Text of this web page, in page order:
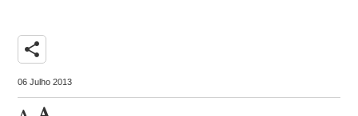
share
06 Julho 2013